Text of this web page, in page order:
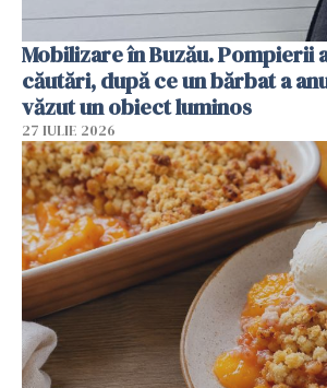
Mobilizare în Buzău. Pompierii
căutări, după ce un bărbat a
văzut un obiect luminos
27 IULIE 2026